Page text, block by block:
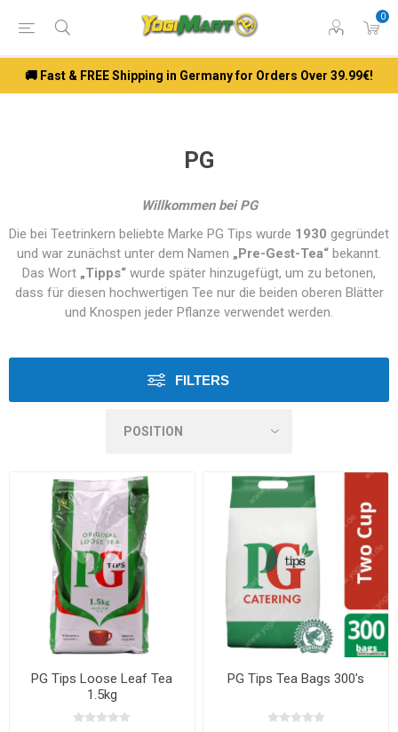
0
🚚 Fast & FREE Shipping in Germany for Orders Over 39.99€!
PG
Willkommen bei PG
Die bei Teetrinkern beliebte Marke PG Tips wurde 1930 gegründet
und war zunächst unter dem Namen „Pre-Gest-Tea“ bekannt.
Das Wort „Tipps“ wurde später hinzugefügt, um zu betonen,
dass für diesen hochwertigen Tee nur die beiden oberen Blätter
und Knospen jeder Pflanze verwendet werden.
FILTERS
PG Tips Loose Leaf Tea
1.5kg
PG Tips Tea Bags 300's